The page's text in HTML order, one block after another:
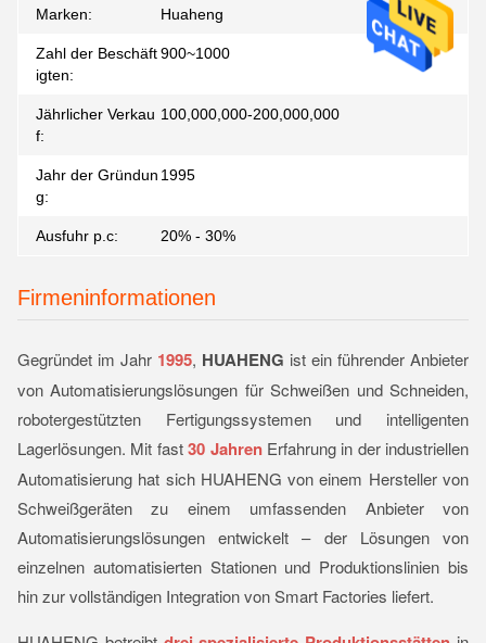
Marken: Huaheng
Zahl der Beschäft
igten:
900~1000
Jährlicher Verkau
f:
100,000,000-200,000,000
Jahr der Gründun
g:
1995
Ausfuhr p.c: 20% - 30%
Firmeninformationen
Gegründet im Jahr 1995, HUAHENG ist ein führender Anbieter
von Automatisierungslösungen für Schweißen und Schneiden,
robotergestützten Fertigungssystemen und intelligenten
Lagerlösungen. Mit fast30 JahrenErfahrung in der industriellen
Automatisierung hat sich HUAHENG von einem Hersteller von
Schweißgeräten zu einem umfassenden Anbieter von
Automatisierungslösungen entwickelt – der Lösungen von
einzelnen automatisierten Stationen und Produktionslinien bis
hin zur vollständigen Integration von Smart Factories liefert.